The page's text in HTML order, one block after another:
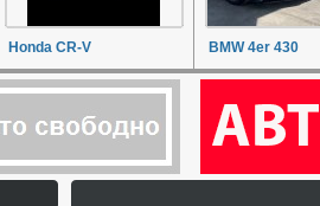
Honda CR-V BMW 4er 430